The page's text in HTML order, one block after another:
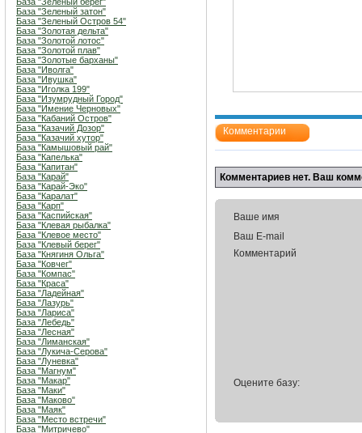
База "Зеленый затон"
База "Зеленый Остров 54"
База "Золотая дельта"
База "Золотой лотос"
База "Золотой плав"
База "Золотые барханы"
База "Иволга"
База "Ивушка"
База "Иголка 199"
База "Изумрудный Город"
База "Имение Черновых"
База "Кабаний Остров"
База "Казачий Дозор"
База "Казачий хутор"
База "Камышовый рай"
База "Капелька"
База "Капитан"
База "Карай"
База "Карай-Эко"
База "Каралат"
База "Карп"
База "Каспийская"
База "Клевая рыбалка"
База "Клевое место"
База "Клевый берег"
База "Княгиня Ольга"
База "Ковчег"
База "Компас"
База "Краса"
База "Ладейная"
База "Лазурь"
База "Лариса"
База "Лебедь"
База "Лесная"
База "Лиманская"
База "Лукича-Серова"
База "Луневка"
База "Магнум"
База "Макар"
База "Маки"
База "Маково"
База "Маяк"
База "Место встречи"
База "Митричево"
Комментарии
Комментариев нет. Ваш
Ваше имя
Ваш E-mail
Комментарий
Оцените базу: